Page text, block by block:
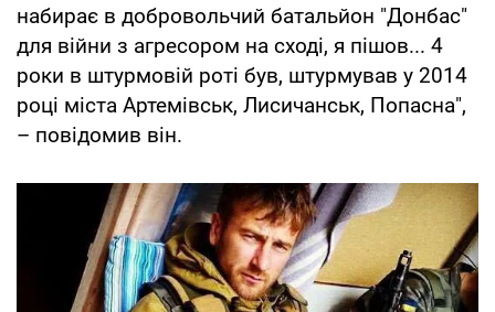
набирає в добровольчий батальйон "Донбас"
для війни з агресором на сході, я пішов... 4
роки в штурмовій роті був, штурмував у 2014
році міста Артемівськ, Лисичанськ, Попасна",
– повідомив він.